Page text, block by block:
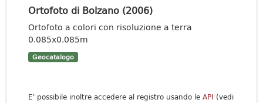
Ortofoto di Bolzano (2006)
Ortofoto a colori con risoluzione a terra
0.085x0.085m
Geocatalogo
E' possibile inoltre accedere al registro usando le API (vedi